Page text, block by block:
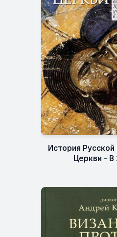
История
Церкви - В